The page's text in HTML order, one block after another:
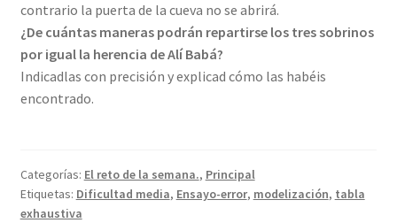
contrario la puerta de la cueva no se abrirá.
¿De cuántas maneras podrán repartirse los tres sobrinos
por igual la herencia de Alí Babá?
Indicadlas con precisión y explicad cómo las habéis
encontrado.
Categorías: El reto de la semana., Principal
Etiquetas: Dificultad media, Ensayo-error, modelización, tabla
exhaustiva